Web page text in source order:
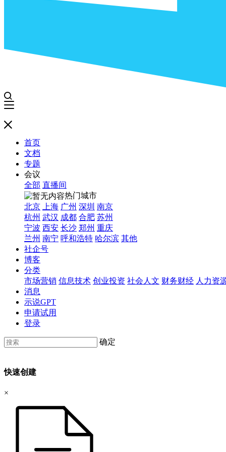
首页
文档
专题
会议
全部 直播间
热门城市
北京
上海 广州 深圳 南京
杭州 武汉 成都 合肥 苏州
宁波 西安 长沙 郑州 重庆
兰州 南宁 呼和浩特 哈尔滨 其他
社企号
博客
分类
市场营销 信息技术 创业投资 社会人文 财务财经 人力资
消息
示说GPT
申请试用
登录
确定
快速创建
×